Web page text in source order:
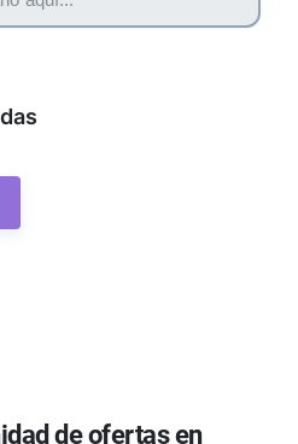
de ofertas en